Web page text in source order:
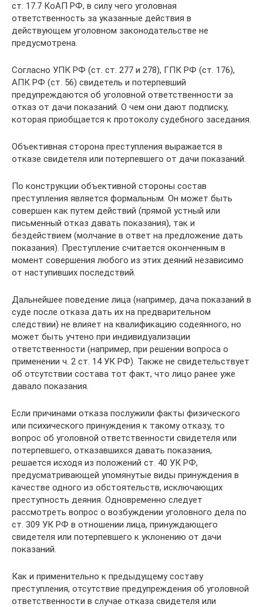
ст. 17.7 КоАП РФ, в силу чего уголовная
ответственность за указанные действия в
действующем уголовном законодательстве не
предусмотрена.
Согласно УПК РФ (ст. ст. 277 и 278), ГПК РФ (ст. 176),
АПК РФ (ст. 56) свидетель и потерпевший
предупреждаются об уголовной ответственности за
отказ от дачи показаний. О чем они дают подписку,
которая приобщается к протоколу судебного заседания.
Объективная сторона преступления выражается в
отказе свидетеля или потерпевшего от дачи показаний.
По конструкции объективной стороны состав
преступления является формальным. Он может быть
совершен как путем действий (прямой устный или
письменный отказ давать показания), так и
бездействием (молчание в ответ на предложение дать
показания). Преступление считается оконченным в
момент совершения любого из этих деяний независимо
от наступивших последствий.
Дальнейшее поведение лица (например, дача показаний в
суде после отказа дать их на предварительном
следствии) не влияет на квалификацию содеянного, но
может быть учтено при индивидуализации
ответственности (например, при решении вопроса о
применении ч. 2 ст. 14 УК РФ). Также не свидетельствует
об отсутствии состава тот факт, что лицо ранее уже
давало показания.
Если причинами отказа послужили факты физического
или психического принуждения к такому отказу, то
вопрос об уголовной ответственности свидетеля или
потерпевшего, отказавшихся давать показания,
решается исходя из положений ст. 40 УК РФ,
предусматривающей упомянутые виды принуждения в
качестве одного из обстоятельств, исключающих
преступность деяния. Одновременно следует
рассмотреть вопрос о возбуждении уголовного дела по
ст. 309 УК РФ в отношении лица, принуждающего
свидетеля или потерпевшего к уклонению от дачи
показаний.
Как и применительно к предыдущему составу
преступления, отсутствие предупреждения об уголовной
ответственности в случае отказа свидетеля или